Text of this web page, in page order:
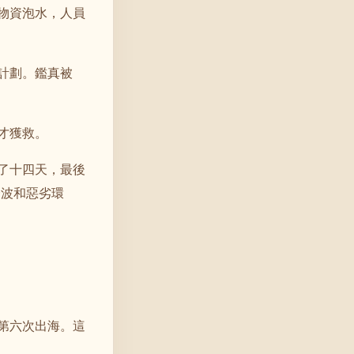
資泡水，人員
劃。鑑真被
獲救。
十四天，最後
和惡劣環
六次出海。這